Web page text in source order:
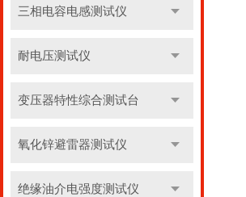
三相电容电感测试仪
耐电压测试仪
变压器特性综合测试台
氧化锌避雷器测试仪
绝缘油介电强度测试仪